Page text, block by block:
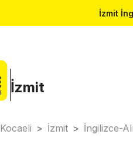
İzmit
İzmit
Kocaeli > İzmit > İngilizce-